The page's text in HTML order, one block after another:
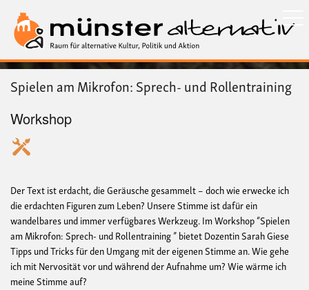
zum
Inhalt
Spielen am Mikrofon: Sprech- und Rollentraining
Workshop
Der Text ist erdacht, die Geräusche gesammelt – doch wie erwecke ich
die erdachten Figuren zum Leben? Unsere Stimme ist dafür ein
wandelbares und immer verfügbares Werkzeug. Im Workshop “Spielen
am Mikrofon: Sprech- und Rollentraining ” bietet Dozentin Sarah Giese
Tipps und Tricks für den Umgang mit der eigenen Stimme an. Wie gehe
ich mit Nervosität vor und während der Aufnahme um? Wie wärme ich
meine Stimme auf?